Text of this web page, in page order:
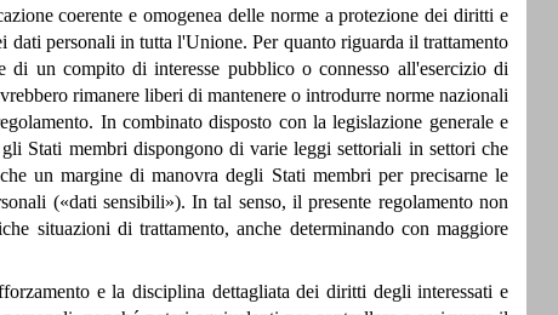
coerente e omogenea delle norme a protezione dei diritti e
personali in tutta l'Unione. Per quanto riguarda il trattamento
un compito di interesse pubblico o connesso all'esercizio di
rimanere liberi di mantenere o introdurre norme nazionali
In combinato disposto con la legislazione generale e
Stati membri dispongono di varie leggi settoriali in settori che
un margine di manovra degli Stati membri per precisarne le
(«dati sensibili»). In tal senso, il presente regolamento non
situazioni di trattamento, anche determinando con maggiore
e la disciplina dettagliata dei diritti degli interessati e